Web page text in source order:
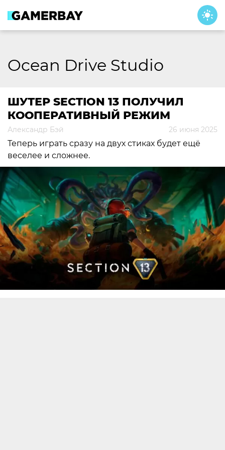
content
Ocean Drive Studio
ШУТЕР SECTION 13 ПОЛУЧИЛ
КООПЕРАТИВНЫЙ РЕЖИМ
Александр Бэй 26 июня 2025
Теперь играть сразу на двух стиках будет ещё
веселее и сложнее.